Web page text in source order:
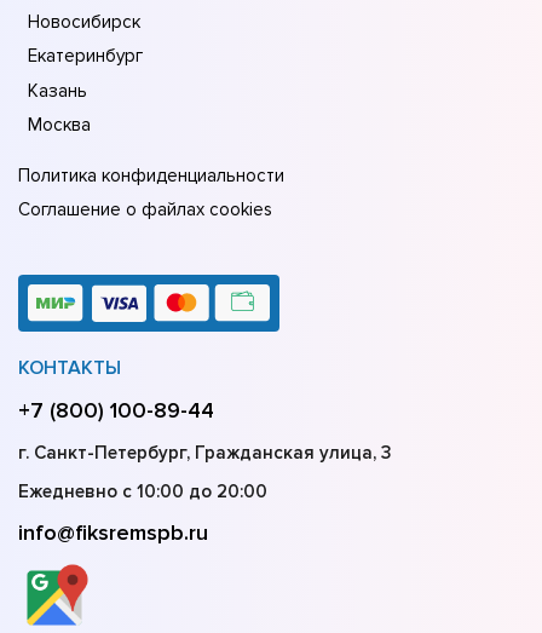
Новосибирск
Екатеринбург
Казань
Москва
Политика конфиденциальности
Соглашение о файлах cookies
КОНТАКТЫ
+7 (800) 100-89-44
г. Санкт-Петербург, Гражданская улица, 3
Ежедневно с 10:00 до 20:00
info@fiksremspb.ru